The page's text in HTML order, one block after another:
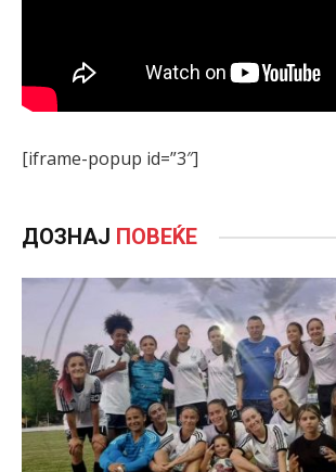
[iframe-popup id=”3″]
ДОЗНАЈ ПОВЕЌЕ